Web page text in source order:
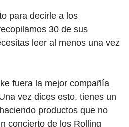
para decirle a los
30 de sus
leer al menos una vez
fuera la mejor compañía
vez dices esto, tienes un
productos que no
concierto de los Rolling